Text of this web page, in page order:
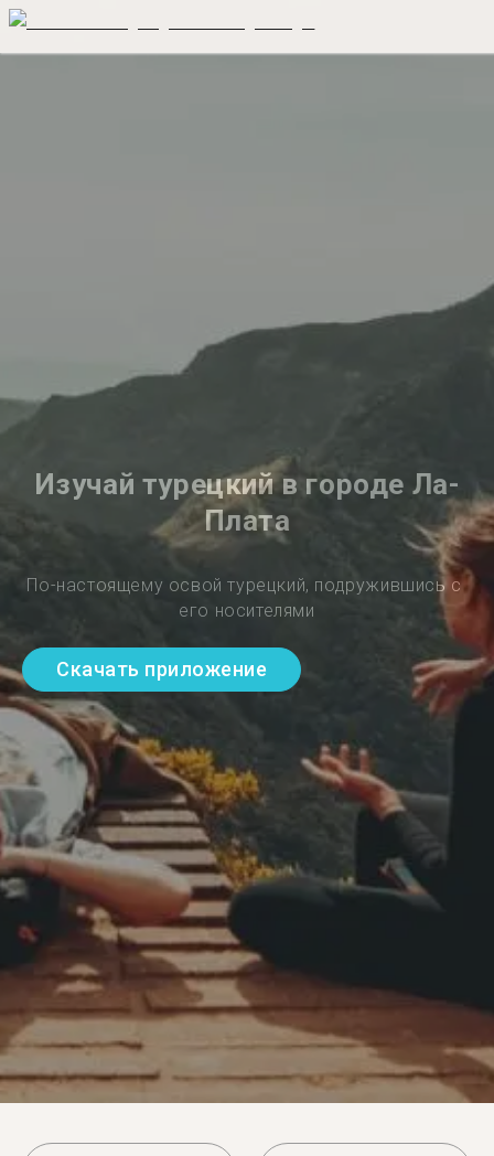
Изучай турецкий в городе Ла-
Плата
По-настоящему освой турецкий, подружившись с
его носителями
Скачать приложение